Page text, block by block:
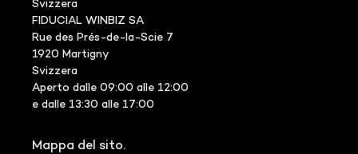
Svizzera
FIDUCIAL WINBIZ SA
Rue des Prés-de-la-Scie 7
1920 Martigny
Svizzera
Aperto dalle 09:00 alle 12:00
e dalle 13:30 alle 17:00
Mappa del sito.